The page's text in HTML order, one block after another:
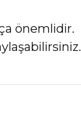
önemlidir.